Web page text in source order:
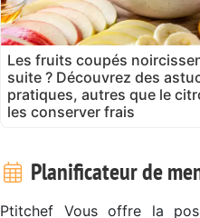
Les fruits coupés
suite ? Découvrez des
pratiques, autres que le
les conserver frais
Planificateur de
Ptitchef Vous offre la